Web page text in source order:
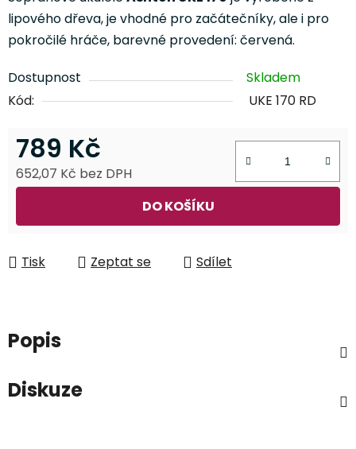
lipového dřeva, je vhodné pro začátečníky, ale i pro
pokročilé hráče, barevné provedení: červená.
Dostupnost
Skladem
Kód:
UKE 170 RD
789 Kč
652,07 Kč bez DPH
DO KOŠÍKU
Tisk Zeptat se Sdílet
Popis
Diskuze